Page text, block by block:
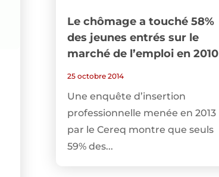
Le chômage a touché 58%
des jeunes entrés sur le
marché de l’emploi en 2010
25 octobre 2014
Une enquête d’insertion
professionnelle menée en 2013
par le Cereq montre que seuls
59% des...